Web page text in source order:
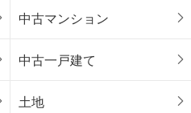
中古マンション
中古一戸建て
土地